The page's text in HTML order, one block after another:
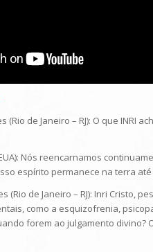
(Rio de Janeiro – RJ): O que INRI
Nós reencarnamos
espírito permanece na terra
(Rio de Janeiro – RJ): Inri Cristo,
como a esquizofrenia,
forem ao julgamento divino?